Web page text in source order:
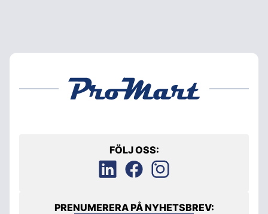
FÖLJ OSS:
PRENUMERERA PÅ NYHETSBREV: